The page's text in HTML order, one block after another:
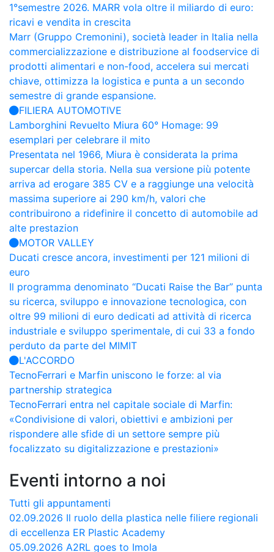
1°semestre 2026. MARR vola oltre il miliardo di euro:
ricavi e vendita in crescita
Marr (Gruppo Cremonini), società leader in Italia nella
commercializzazione e distribuzione al foodservice di
prodotti alimentari e non-food, accelera sui mercati
chiave, ottimizza la logistica e punta a un secondo
semestre di grande espansione.
FILIERA AUTOMOTIVE
Lamborghini Revuelto Miura 60° Homage: 99
esemplari per celebrare il mito
Presentata nel 1966, Miura è considerata la prima
supercar della storia. Nella sua versione più potente
arriva ad erogare 385 CV e a raggiunge una velocità
massima superiore ai 290 km/h, valori che
contribuirono a ridefinire il concetto di automobile ad
alte prestazion
MOTOR VALLEY
Ducati cresce ancora, investimenti per 121 milioni di
euro
Il programma denominato “Ducati Raise the Bar” punta
su ricerca, sviluppo e innovazione tecnologica, con
oltre 99 milioni di euro dedicati ad attività di ricerca
industriale e sviluppo sperimentale, di cui 33 a fondo
perduto da parte del MIMIT
L'ACCORDO
TecnoFerrari e Marfin uniscono le forze: al via
partnership strategica
TecnoFerrari entra nel capitale sociale di Marfin:
«Condivisione di valori, obiettivi e ambizioni per
rispondere alle sfide di un settore sempre più
focalizzato su digitalizzazione e prestazioni»
Eventi intorno a noi
Tutti gli appuntamenti
02.09.2026 Il ruolo della plastica nelle filiere regionali
di eccellenza ER Plastic Academy
05.09.2026 A2RL goes to Imola